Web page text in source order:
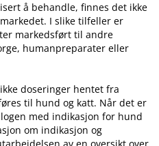
å behandle, finnes det ikke
I slike tilfeller er
markedsført til andre
humanpreparater eller
doseringer hentet fra
til hund og katt. Når det er
med indikasjon for hund
om indikasjon og